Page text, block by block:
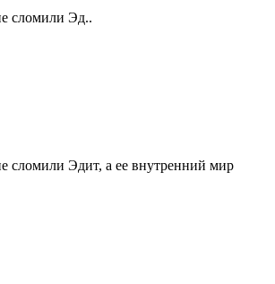
сломили Эд..
сломили Эдит, а ее внутренний мир